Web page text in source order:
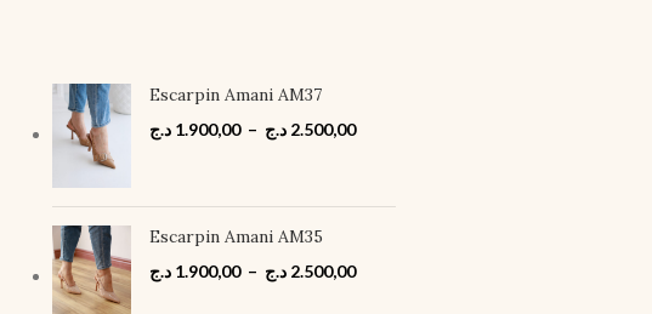
Escarpin Amani AM37
1.900,00 د.ج – 2.500,00 د.ج
Escarpin Amani AM35
1.900,00 د.ج – 2.500,00 د.ج